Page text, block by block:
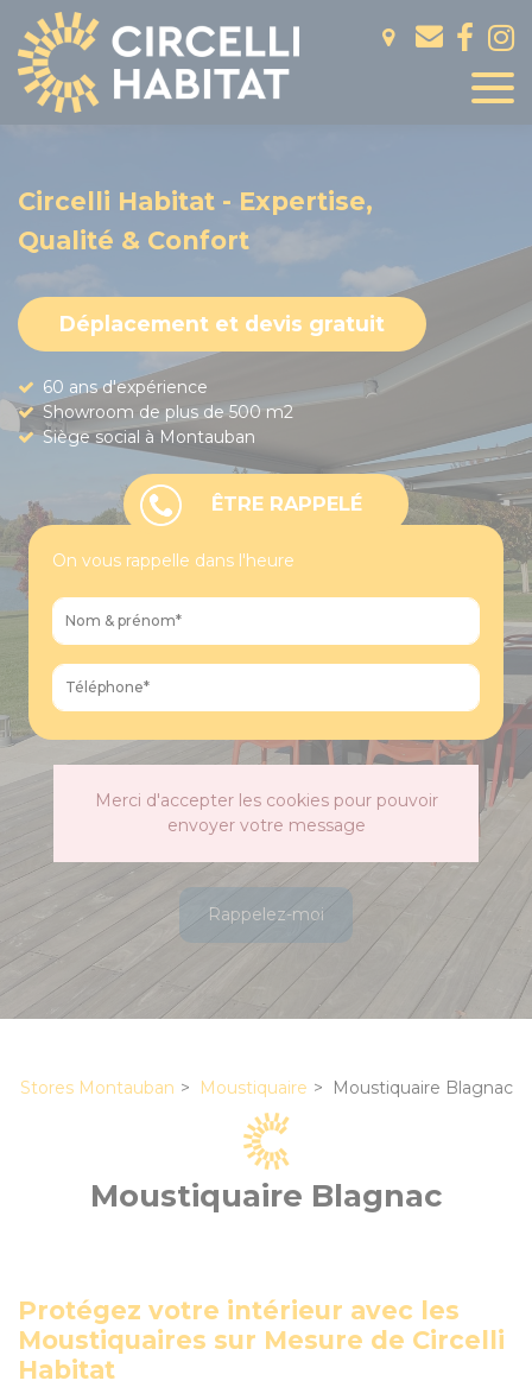
Circelli Habitat - Expertise,
Qualité & Confort
Déplacement et devis gratuit
60 ans d'expérience
Showroom de plus de 500 m2
Siège social à Montauban
ÊTRE RAPPELÉ
On vous rappelle dans l'heure
Merci d'accepter les cookies pour pouvoir
envoyer votre message
Rappelez-moi
Stores Montauban Moustiquaire Moustiquaire Blagnac
Moustiquaire Blagnac
Protégez votre intérieur avec les
Moustiquaires sur Mesure de Circelli
Habitat
Panneau de gestion des cookies